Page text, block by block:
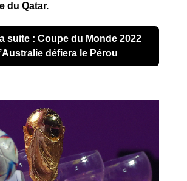
du Qatar.
suite : Coupe du Monde 2022
défiera le Pérou